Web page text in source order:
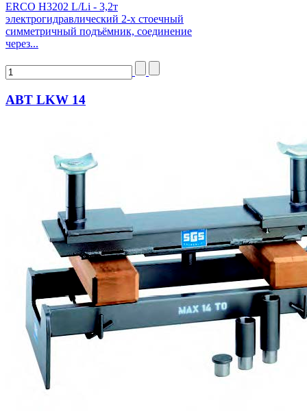
ERCO H3202 L/Li - 3,2т
электрогидравлический 2-х стоечный
симметричный подъёмник, соединение
через...
ABT LKW 14